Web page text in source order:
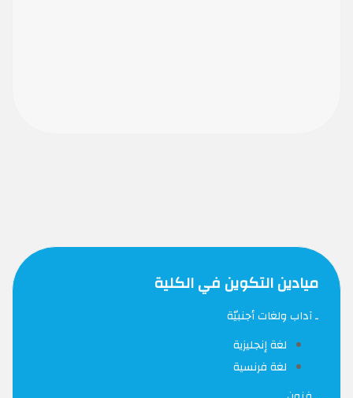
ميادين التكوين في الكلية
ـ آداب ولغات أجنبيّة
لغة إنجليزية
لغة فرنسية